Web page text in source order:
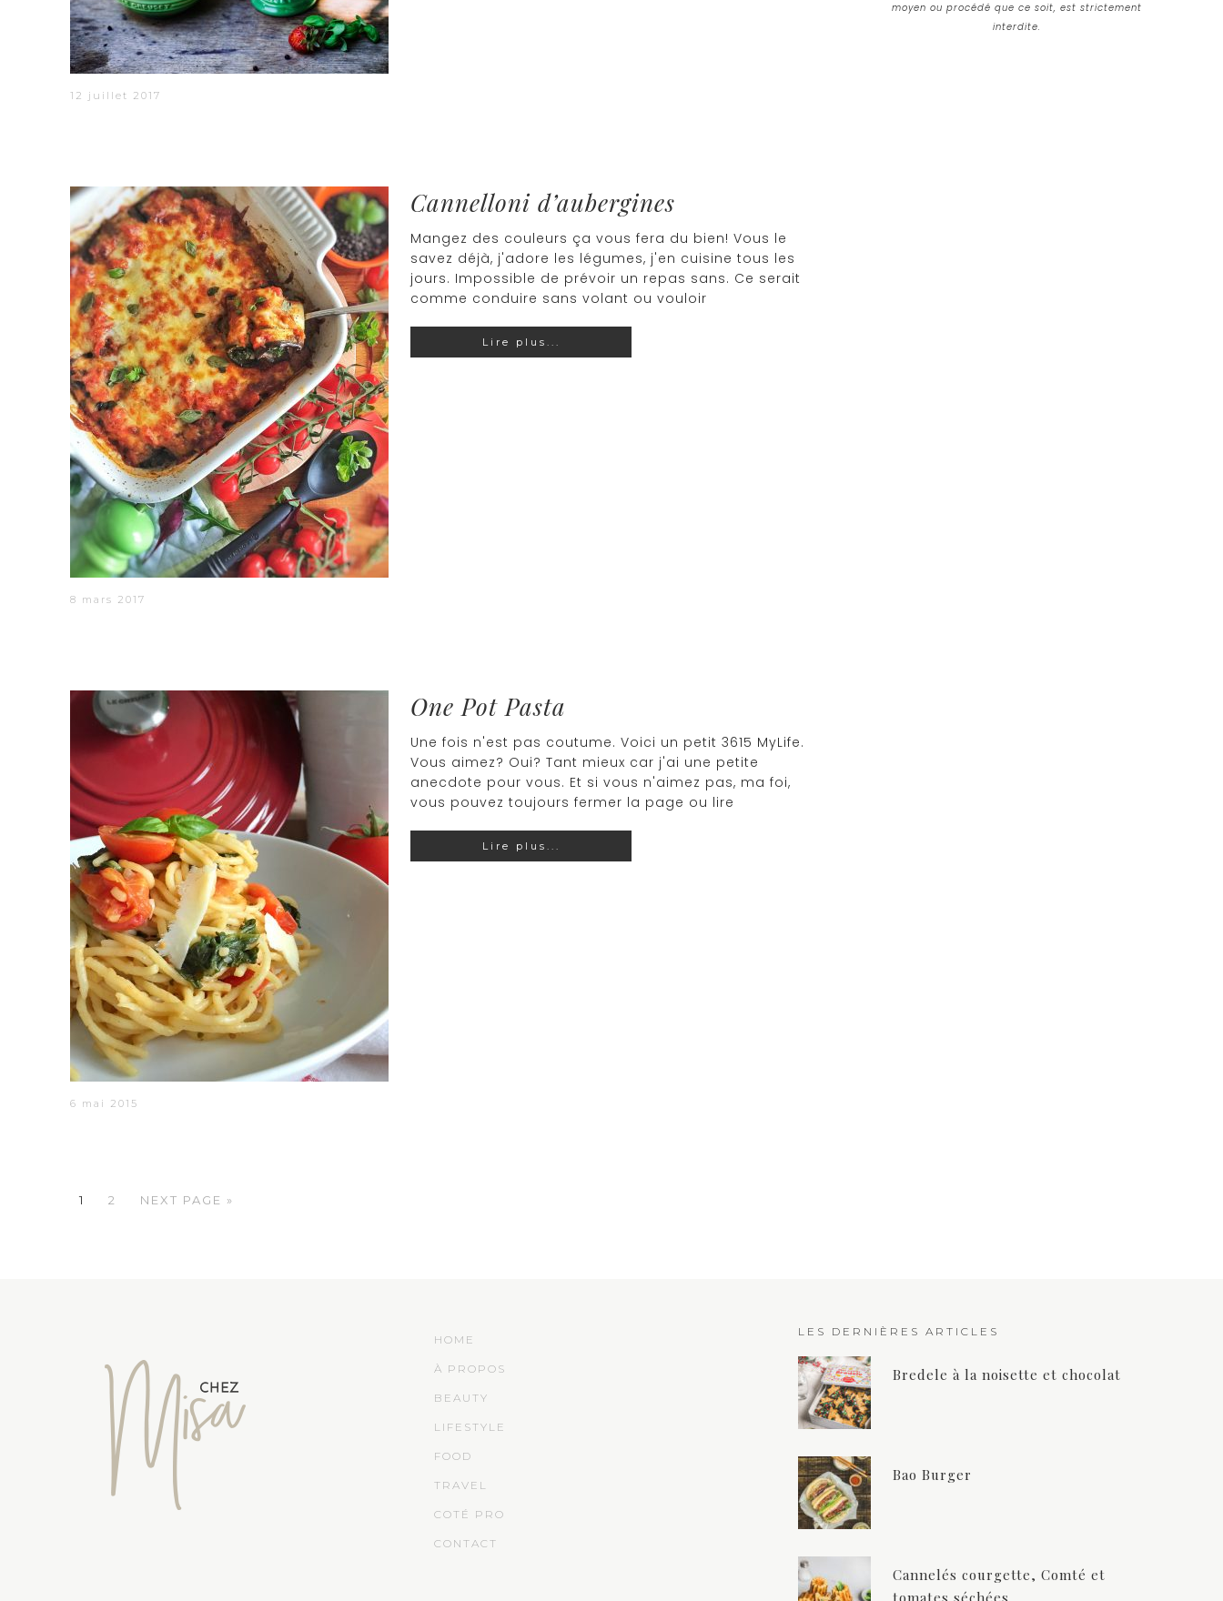
12 juillet 2017
Cannelloni d’aubergines
Mangez des couleurs ça vous fera du bien! Vous le
savez déjà, j'adore les légumes, j'en cuisine tous les
jours. Impossible de prévoir un repas sans. Ce serait
comme conduire sans volant ou vouloir
Lire plus...
8 mars 2017
One Pot Pasta
Une fois n'est pas coutume. Voici un petit 3615 MyLife.
Vous aimez? Oui? Tant mieux car j'ai une petite
anecdote pour vous. Et si vous n'aimez pas, ma foi,
vous pouvez toujours fermer la page ou lire
Lire plus...
6 mai 2015
1 2 NEXT PAGE »
moyen ou procédé que ce soit, est strictement
interdite.
HOME
À PROPOS
BEAUTY
LIFESTYLE
FOOD
TRAVEL
COTÉ PRO
CONTACT
LES DERNIÈRES ARTICLES
Bredele à la noisette et chocolat
Bao Burger
Cannelés courgette, Comté et
tomates séchées